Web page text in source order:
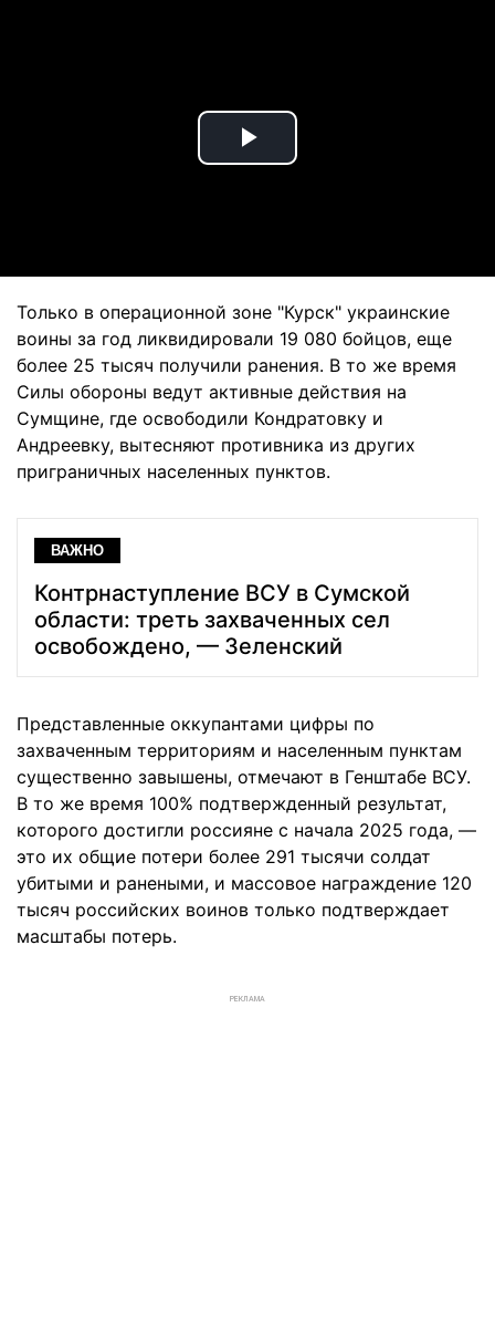
Play
Только в операционной зоне "Курск" украинские
воины за год ликвидировали 19 080 бойцов, еще
более 25 тысяч получили ранения. В то же время
Силы обороны ведут активные действия на
Сумщине, где освободили Кондратовку и
Андреевку, вытесняют противника из других
приграничных населенных пунктов.
ВАЖНО
Контрнаступление ВСУ в Сумской
области: треть захваченных сел
освобождено, — Зеленский
Представленные оккупантами цифры по
захваченным территориям и населенным пунктам
существенно завышены, отмечают в Генштабе ВСУ.
В то же время 100% подтвержденный результат,
которого достигли россияне с начала 2025 года, —
это их общие потери более 291 тысячи солдат
убитыми и ранеными, и массовое награждение 120
тысяч российских воинов только подтверждает
масштабы потерь.
РЕКЛАМА